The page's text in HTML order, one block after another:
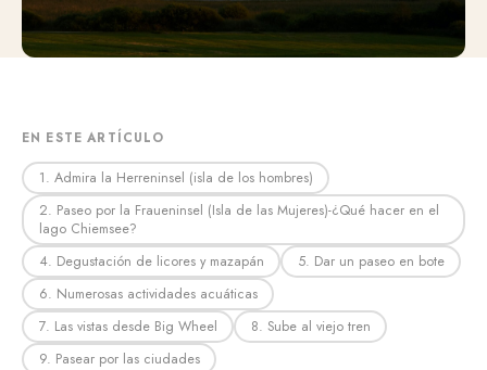
EN ESTE ARTÍCULO
1. Admira la Herreninsel (isla de los hombres)
2. Paseo por la Fraueninsel (Isla de las Mujeres)-¿Qué hacer en el
lago Chiemsee?
4. Degustación de licores y mazapán
5. Dar un paseo en bote
6. Numerosas actividades acuáticas
7. Las vistas desde Big Wheel
8. Sube al viejo tren
9. Pasear por las ciudades